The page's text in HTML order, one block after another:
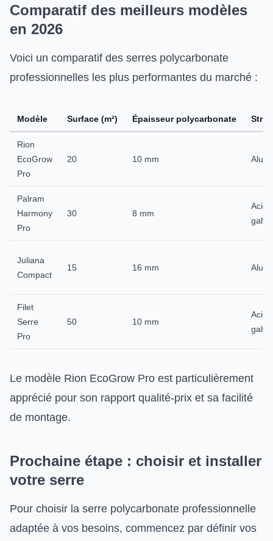
Comparatif des meilleurs modèles
en 2026
Voici un comparatif des serres polycarbonate
professionnelles les plus performantes du marché :
Modèle Surface (m²) Épaisseur polycarbonate
Rion
EcoGrow
Pro
20 10 mm
Palram
Harmony
Pro
30 8 mm
Acier
Juliana
Compact
15 16 mm
Filet
Serre
Pro
50 10 mm
Acier
Le modèle Rion EcoGrow Pro est particulièrement
apprécié pour son rapport qualité-prix et sa facilité
de montage.
Prochaine étape : choisir et installer
votre serre
Pour choisir la serre polycarbonate professionnelle
adaptée à vos besoins, commencez par définir vos